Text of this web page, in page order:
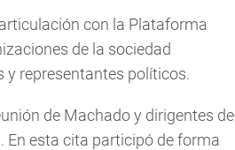
con la Plataforma
de la sociedad
y representantes políticos.
de Machado y dirigentes de
En esta cita participó de forma